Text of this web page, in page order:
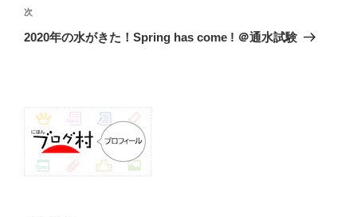
ビ
ゲ
ン
稿
次
の
次
2020年の水がきた！Spring has come ! ＠通水試験